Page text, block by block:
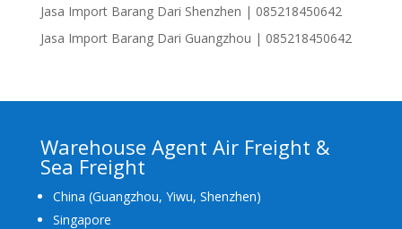
Jasa Import Barang Dari Shenzhen | 085218450642
Jasa Import Barang Dari Guangzhou | 085218450642
Warehouse Agent Air Freight &
Sea Freight
China (Guangzhou, Yiwu, Shenzhen)
Singapore